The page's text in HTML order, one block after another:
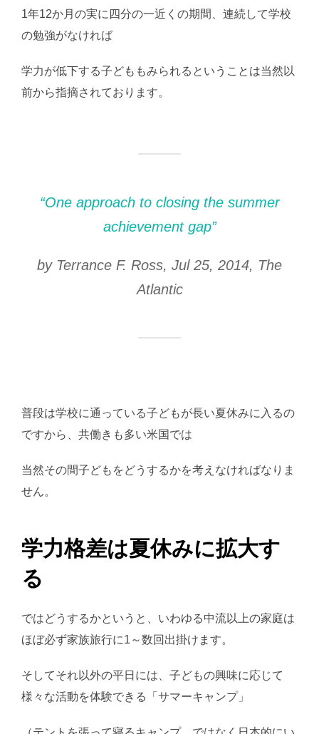
1年12か月の実に四分の一近くの期間、連続して学校
の勉強がなければ
学力が低下する子どももみられるということは当然以
前から指摘されております。
“One approach to closing the summer
achievement gap”
by Terrance F. Ross, Jul 25, 2014, The
Atlantic
普段は学校に通っている子どもが長い夏休みに入るの
ですから、共働きも多い米国では
当然その間子どもをどうするかを考えなければなりま
せん。
学力格差は夏休みに拡大す
る
ではどうするかというと、いわゆる中流以上の家庭は
ほぼ必ず家族旅行に1～数回出掛けます。
そしてそれ以外の平日には、子どもの興味に応じて
様々な活動を体験できる「サマーキャンプ」